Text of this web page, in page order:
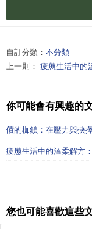
自訂分類： 不分類
上一則： 疲憊生活中的
你可能會有興趣的
債的枷鎖：在壓力與抉
疲憊生活中的溫柔解方
您也可能喜歡這些